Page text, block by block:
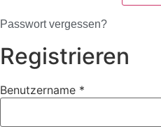
Passwort vergessen?
Registrieren
Benutzername *